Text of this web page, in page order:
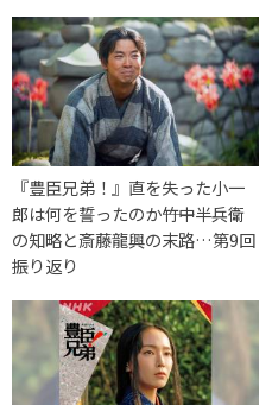
『豊臣兄弟！』直を失った小一
郎は何を誓ったのか――竹中半兵衛
の知略と斎藤龍興の末路…第9回
振り返り